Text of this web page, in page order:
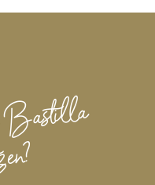
Bastilla